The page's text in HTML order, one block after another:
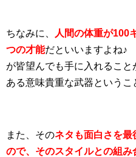
ちなみに、
人間の体重が100
つの才能だといいますよね♪
が皆望んでも手に入れること
ある意味貴重な武器というこ
また、そのネタも面白さを最
ので、そのスタイルとの組